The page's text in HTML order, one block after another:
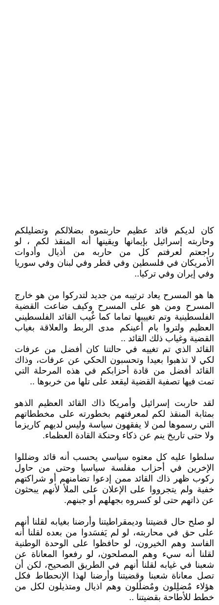
كان لديكم قائد عظيم حاربتموه بضلالكم وتضليلكم
وحاربته إسرائيل بإيمانها ويقينها أنه المنقذ لكم ، لو
راجعتم لعرفتم كل من حاربه من أذيال وأدوات
الأمريكان في فلسطين وفي قطر وفي لبنان وفي سوريا
وفي إيران وفي تركيا..
ها هو المسرح يعاد ترتيبه من جديد لتدركوا من هو خارج
المسرح ومن هو على المسرح وكيف ضاعت القضية
الفلسطينية وتم تغييبها تماما كما غٌيب القائد الفلسطيني
العظيم ولتروا بام أعينكم مدى الربط والعلاقة بغياب
القضية وغياب ذلك القائد ..
القائد الذي تم تغييه في حالتنا كان أفضل من عرفات
لكي لا تذهبوا بعيدا وتحسبون الحكي عن عرفات، وذاك
القائد أفضل من قادة أحزابكم في هذه المرحلة التي
تمت فيها تصفية القضية ليقعد على تلها من خربوها ..
لقد حاربت إسرائيل وأمريكا ذاك القائد العظيم الذهو
بمثابة المنقذ لكم لمعرفتهم بخطورته على مخططاتهم
التي رسموها لمن لا يفقهون سياسة وليس لديهم كاريزما
ولا حتى تاريخ ينم عن ذكاء وحنكة القادة العظماء.
سلطوا عليه كل معتوه سياسي يحسب أنه قائد وضللوا
الإخرين في أحزاب مفلسة سياسيا وحتى من حاول
ركوب ظهر ذاك القائد ممن إدعوا تضامنهم أو شراكتهم
خفية ولم يتجرووا على الإعلان على الملأ لأنهم يبحثون
عن ذاتهم حتى لو كسروه بجهلهم أو جبنهم.
لو صلح حال قضيتنا وديمقراطيتنا وأرضنا بغيابه لقلنا أنهم
على حق في محاربته، لو لم يَفسَدوا من بعده لقلنا أنه
الفاسد وهم الخيرون، لو حافظوا على الوحدة الوطنية
لقلنا أنه سيء وهم المصلحون، لو رفعوا المعاناة عن
شعبنا في غيابه لقلنا أنهم في الطريق الصحيح، لكن أن
تصل معاناة شعبنا وقضيتنا وأرضنا لهذا الإنحطاط فكل
هؤلاء مٌضلِلون ومٌضلَلون وهم اذيال ومتذيلون لكل من
خطط للأطاحة بقضيتنا ..